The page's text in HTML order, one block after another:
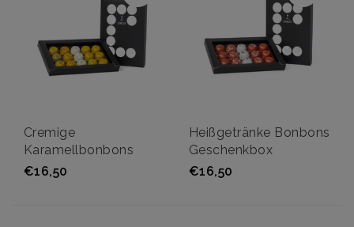
Cremige
Karamellbonbons
Geschenkbox
€16,50
Heißgetränke Bonbons
Geschenkbox
€16,50